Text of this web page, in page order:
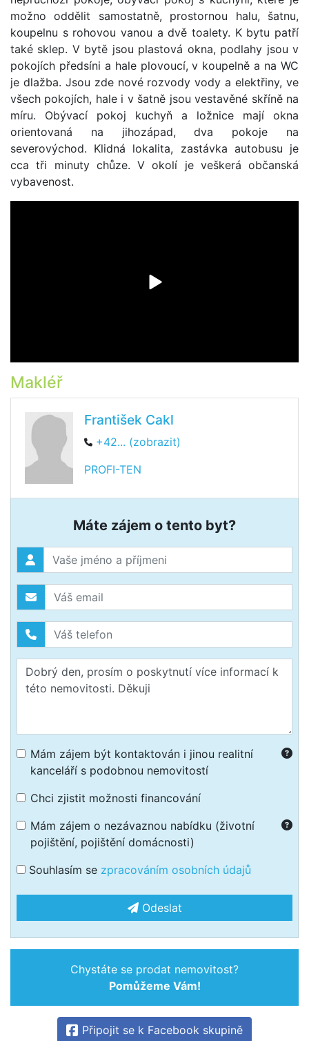
možno oddělit samostatně, prostornou halu, šatnu,
koupelnu s rohovou vanou a dvě toalety. K bytu patří
také sklep. V bytě jsou plastová okna, podlahy jsou v
pokojích předsíni a hale plovoucí, v koupelně a na WC
je dlažba. Jsou zde nové rozvody vody a elektřiny, ve
všech pokojích, hale i v šatně jsou vestavěné skříně na
míru. Obývací pokoj kuchyň a ložnice mají okna
orientovaná na jihozápad, dva pokoje na
severovýchod. Klidná lokalita, zastávka autobusu je
cca tři minuty chůze. V okolí je veškerá občanská
vybavenost.
Makléř
František Cakl
+42... (zobrazit)
PROFI-TEN
Máte zájem o tento byt?
Mám zájem být kontaktován i jinou realitní
kanceláří s podobnou nemovitostí
Chci zjistit možnosti financování
Mám zájem o nezávaznou nabídku (životní
pojištění, pojištění domácnosti)
Souhlasím se zpracováním osobních údajů
Odeslat
Chystáte se prodat nemovitost?
Pomůžeme Vám!
Připojit se k Facebook skupině